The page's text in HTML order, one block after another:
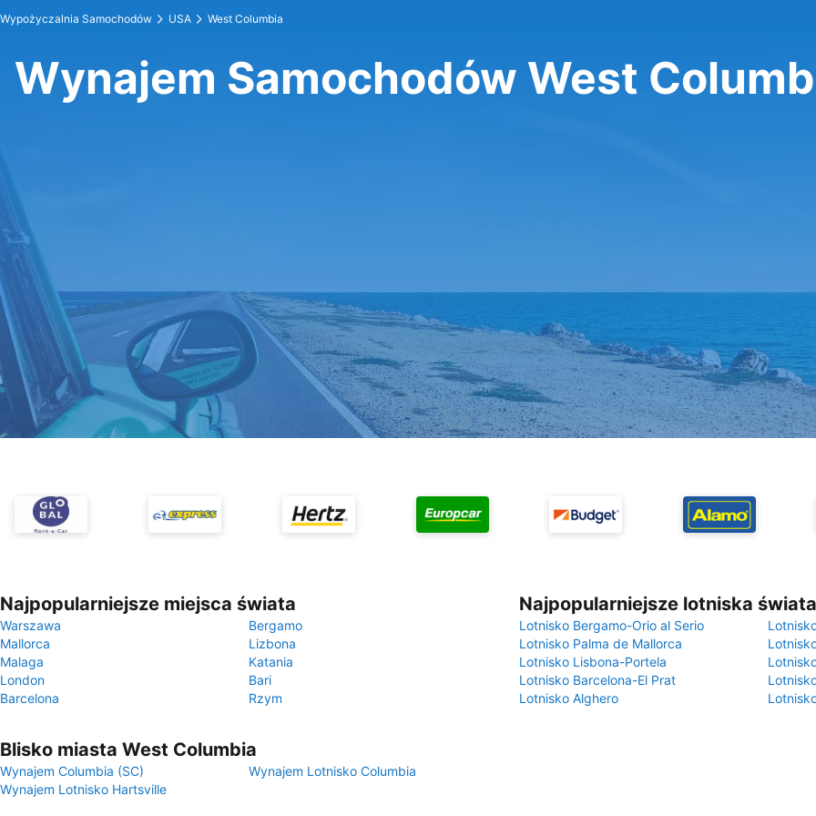
Wypożyczalnia Samochodów USA West Columbia
Wynajem Samochodów West
Najpopularniejsze miejsca świata
Warszawa
Bergamo
Mallorca
Lizbona
Malaga
Katania
London
Bari
Barcelona
Rzym
Najpopularniejsze lotniska świata
Lotnisko Bergamo-Orio al Serio
Lotnisko Palma de Mallorca
Lotnisko Lisbona-Portela
Lotnisko Barcelona-El Prat
Lotnisko Alghero
Blisko miasta West Columbia
Wynajem Columbia (SC)
Wynajem Lotnisko Columbia
Wynajem Lotnisko Hartsville